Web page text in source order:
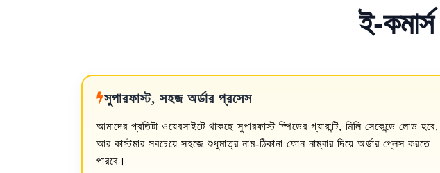
ই-কমার্স
সুপারফাস্ট, সহজ অর্ডার প্রসেস
আমাদের প্রতিটা ওয়েবসাইটে থাকছে সুপারফাস্ট স্পিডের গ্যারান্টি, মিলি সেকেন্ডে লোড হবে,
আর কাস্টমার সবচেয়ে সহজে শুধুমাত্র নাম-ঠিকানা ফোন নাম্বার দিয়ে অর্ডার প্লেস করতে
পারবে।